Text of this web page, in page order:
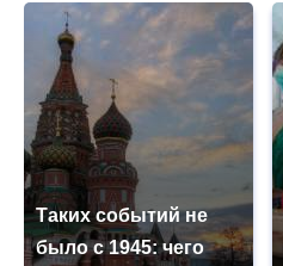
Таких событий не
было с 1945: чего